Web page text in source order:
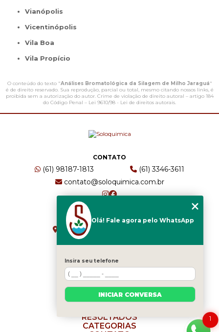
Vianópolis
Vicentinópolis
Vila Boa
Vila Propício
O conteúdo do texto "Análises Bromatológica da Silagem de Milho Jaraguá"
é de direito reservado. Sua reprodução, parcial ou total, mesmo citando nossos links, é
proibida sem a autorização do autor. Crime de violação de direito autoral – artigo 184
do Código Penal – Lei 9610/98 - Lei de direitos autorais.
CONTATO
(61) 98187-1813
(61) 3346-3611
contato@soloquimica.com.br
ENDEREÇO
CRS 511 Sul, Bl B, Sl 49 - Asa Sul
Brasília - DF - CEP: 70361-520
HOME
EMPRESA
SERVIÇOS
RESULTADOS
CATEGORIAS
1
Olá! Fale agora pelo WhatsApp
Insira seu telefone
INICIAR CONVERSA